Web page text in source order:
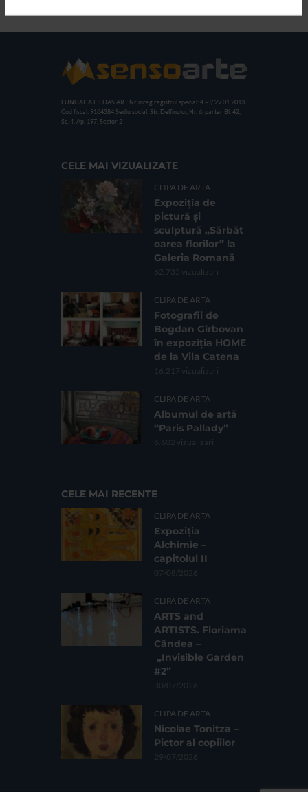
FUNDATIA FILDAS ART Nr inreg registrul special: 4 PJ/ 29.01.2013
Cod fiscal: 9164384 Sediu social: Str. Delfinului, Nr. 6, parter Bl. 42,
Sc. 4, Ap. 197, Sector 2
CELE MAI VIZUALIZATE
CLIPA DE ARTA
Expoziția de
pictură și
sculptură „Sărbăt
oarea florilor” la
Galeria Romană
62.735 vizualizari
CLIPA DE ARTA
Fotografii de
Bogdan Gîrbovan
în expoziția HOME
de la Vila Catena
16.217 vizualizari
CLIPA DE ARTA
Albumul de artă
“Paris Pallady”
6.602 vizualizari
CELE MAI RECENTE
CLIPA DE ARTA
Expoziția
Alchimie –
capitolul II
07/08/2026
CLIPA DE ARTA
ARTS and
ARTISTS. Floriama
Cândea –
„Invisible Garden
#2”
30/07/2026
CLIPA DE ARTA
Nicolae Tonitza –
Pictor al copiilor
29/07/2026